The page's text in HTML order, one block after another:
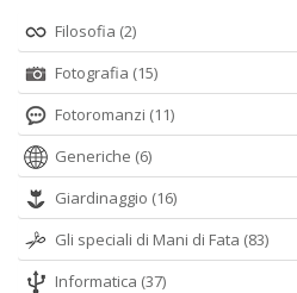
Filosofia (2)
Fotografia (15)
Fotoromanzi (11)
Generiche (6)
Giardinaggio (16)
Gli speciali di Mani di Fata (83)
Informatica (37)